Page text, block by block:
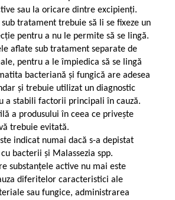
sau la oricare dintre excipienți.
tratament trebuie să li se fixeze un
pentru a nu le permite să se lingă.
aflate sub tratament separate de
pentru a le împiedica să se lingă
bacteriană și fungică are adesea
și trebuie utilizat un diagnostic
a stabili factorii principali în cauză.
a produsului în ceea ce privește
trebuie evitată.
indicat numai dacă s-a depistat
bacterii și Malassezia spp.
substanțele active nu mai este
diferitelor caracteristici ale
sau fungice, administrarea